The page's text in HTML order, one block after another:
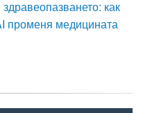
здравеопазването: как
променя медицината